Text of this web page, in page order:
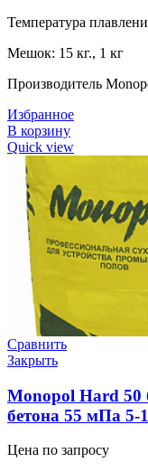
Температура
Мешок: 15 кг., 1 кг
Производитель
Избранное
В корзину
Quick view
Сравнить
Закрыть
Monopol Hard
бетона 55 мПа 5-
Цена по запросу